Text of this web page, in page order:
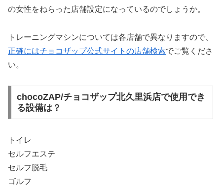
の女性をねらった店舗設定になっているのでしょうか。
トレーニングマシンについては各店舗で異なりますので、
正確にはチョコザップ公式サイトの店舗検索でご覧くださ
い。
chocoZAP/チョコザップ北久里浜店で使用でき
る設備は？
トイレ
セルフエステ
セルフ脱毛
ゴルフ